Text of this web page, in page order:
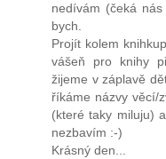
nedívám (čeká
bych.
Projít kolem
vášeň pro knihy
žijeme v záplavě
říkáme názvy věcí/
(které taky miluju)
nezbavím :-)
Krásný den...